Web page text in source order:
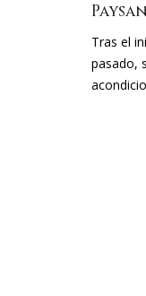
Tras el
pasado,